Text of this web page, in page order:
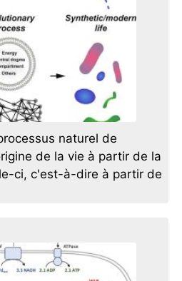
naturel de
de la vie à partir de la
ci, c'est-à-dire à partir de